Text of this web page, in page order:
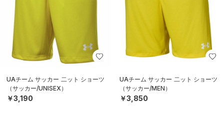
UAチーム サッカー 二ット ショーツ
（サッカー/UNISEX）
￥3,190
UAチーム サッカー 二ット ショーツ
（サッカー/MEN）
￥3,850